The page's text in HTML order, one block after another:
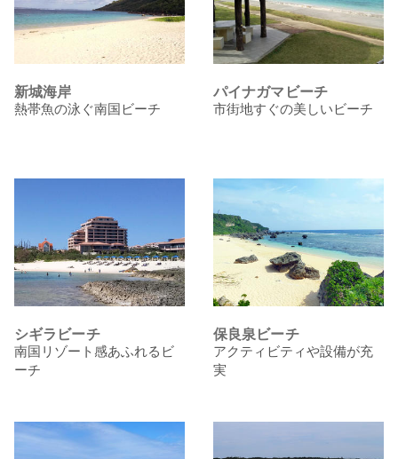
新城海岸
熱帯魚の泳ぐ南国ビーチ
パイナガマビーチ
市街地すぐの美しいビーチ
シギラビーチ
南国リゾート感あふれるビ
ーチ
保良泉ビーチ
アクティビティや設備が充
実